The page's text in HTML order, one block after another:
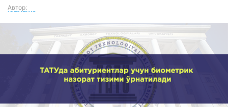
Автор:
ICTNEWS таҳририяти